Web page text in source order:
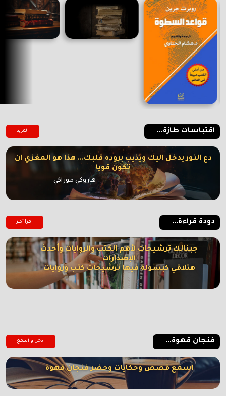
اقتباسات طازة... المزيد
دع النور يدخل اليك ويذيب بروده قلبك... هذا هو المغزي ان
تكون قويا
هاروكي موراكي
دودة قراءة... اقرأ أكتر
جبنالك ترشيحات لأهم الكتب والروايات وأحدث
الإصدارات
هتلاقي كبسولة فيها ترشيحات كتب وروايات
فنجان قهوة... ادخل و اسمع
اسمع قصص وحكايات وحضر فنجان قهوة